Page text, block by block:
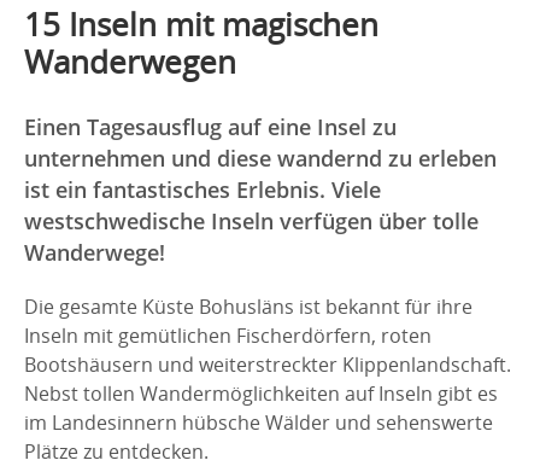
15 Inseln mit magischen
Wanderwegen
Einen Tagesausflug auf eine Insel zu
unternehmen und diese wandernd zu erleben
ist ein fantastisches Erlebnis. Viele
westschwedische Inseln verfügen über tolle
Wanderwege!
Die gesamte Küste Bohusläns ist bekannt für ihre
Inseln mit gemütlichen Fischerdörfern, roten
Bootshäusern und weiterstreckter Klippenlandschaft.
Nebst tollen Wandermöglichkeiten auf Inseln gibt es
im Landesinnern hübsche Wälder und sehenswerte
Plätze zu entdecken.